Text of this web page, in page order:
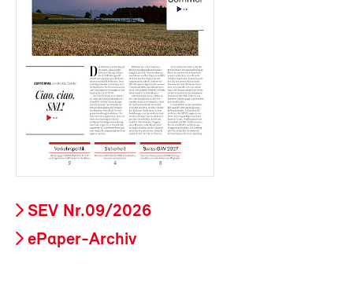
SEV Nr.09/2026
ePaper-Archiv